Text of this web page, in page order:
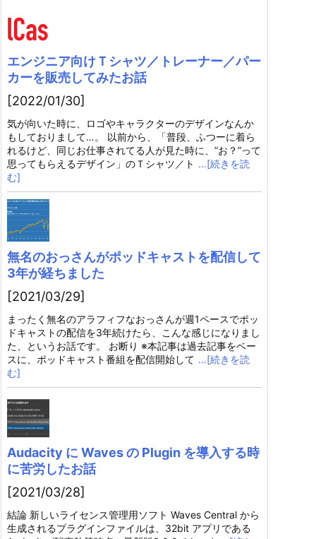
エンジニア向けＴシャツ／トレーナー／パー
カーを販売してみたお話
[2022/01/30]
気が向いた時に、ロゴやキャラクターのデザインなんか
もしておりまして…。 以前から、「普段、ふつーに着ら
れるけど、同じお仕事されてる人が見た時に、”お？”って
思ってもらえるデザイン」のＴシャツ／ト …[続きを読
む]
無名のおっさんがポッドキャストを配信して
3年が経ちました
[2021/03/29]
まったく無名のアラフィフなおっさんが週1ペースでポッ
ドキャストの配信を3年続けたら、こんな感じになりまし
た、というお話です。 お断り ※本記事は過去記事をベー
スに、ポッドキャスト番組を配信開始して …[続きを読
む]
Audacity に Waves の Plugin を導入する時
に苦労したお話
[2021/03/28]
結論 新しいライセンス管理用ソフト Waves Central から
生成されるプラグインファイルは、32bit アプリである